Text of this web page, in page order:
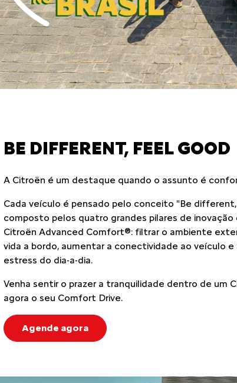
BE DIFFERENT, FEEL GOOD
A Citroën é um destaque quando o assunto é
Cada veículo é pensado pelo conceito "Be
composto pelos quatro grandes pilares de inovação
Citroën Advanced Comfort®: filtrar o ambiente
vida a bordo, aumentar a conectividade ao veículo e
estress do dia-a-dia.
Venha sentir o prazer a tranquilidade dentro de um
agora o seu Comfort Drive.
Agende agora